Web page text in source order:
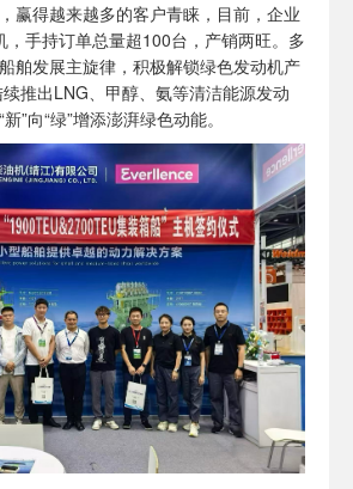
赢得越来越多的客户青睐，目前，企业
，手持订单总量超100台，产销两旺。多
舶发展主旋律，积极解锁绿色发动机产
推出LNG、甲醇、氨等清洁能源发动
”向“绿”增添澎湃绿色动能。